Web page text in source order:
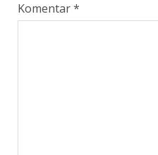
Komentar*